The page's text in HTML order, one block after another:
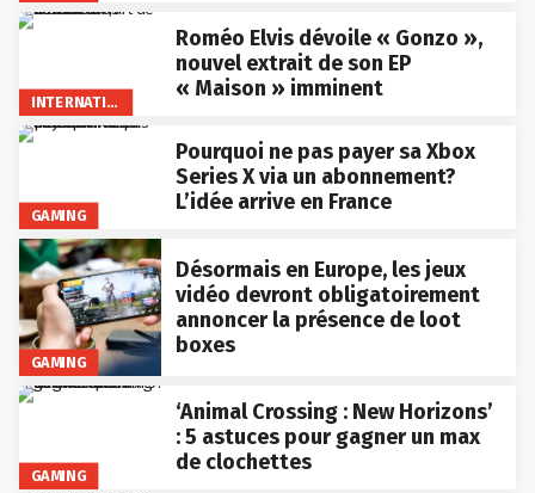
INTERNATIONAL
Roméo Elvis dévoile « Gonzo »,
nouvel extrait de son EP
« Maison » imminent
GAMING
Pourquoi ne pas payer sa Xbox
Series X via un abonnement?
L’idée arrive en France
GAMING
Désormais en Europe, les jeux
vidéo devront obligatoirement
annoncer la présence de loot
boxes
GAMING
‘Animal Crossing : New Horizons’
: 5 astuces pour gagner un max
de clochettes